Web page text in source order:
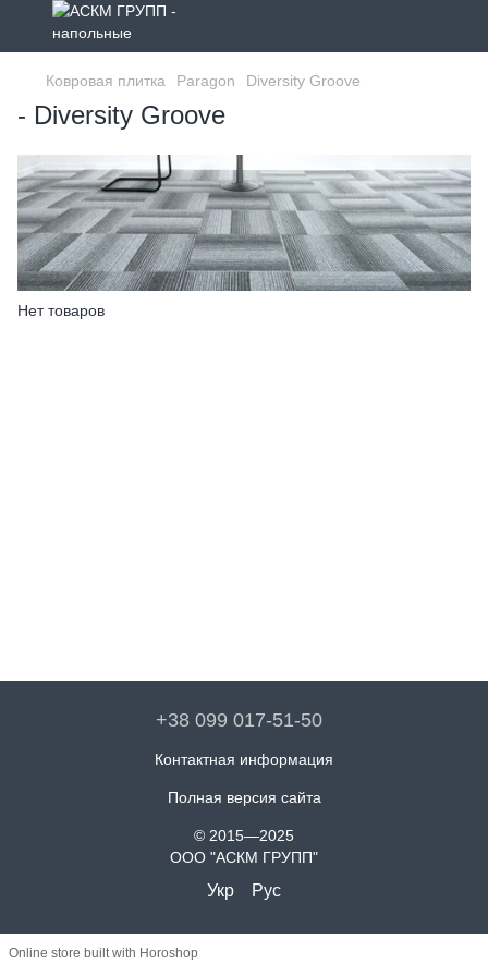
Ковровая плитка Paragon Diversity Groove
- Diversity Groove
Нет товаров
+38 099 017-51-50
Контактная информация
Полная версия сайта
© 2015—2025
ООО "АСКМ ГРУПП"
Укр Рус
Online store built with Horoshop